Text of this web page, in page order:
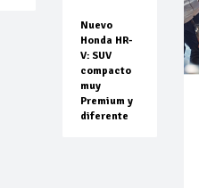
Nuevo
Honda HR-
V: SUV
compacto
muy
Premium y
diferente